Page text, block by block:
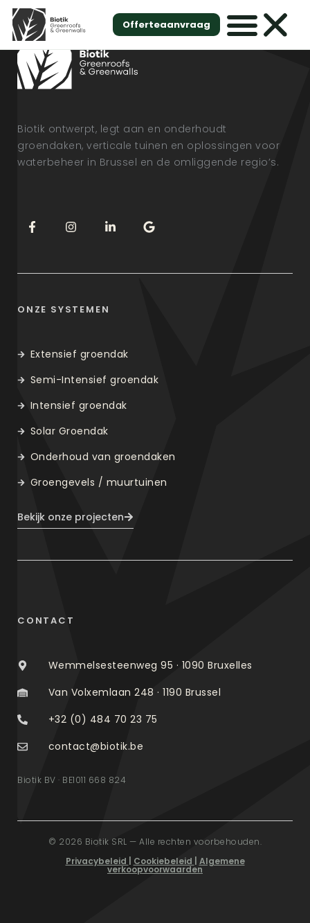
Offerteaanvraag
Biotik ontwerpt, legt aan en onderhoudt
groendaken, verticale tuinen en oplossingen voor
waterbeheer in Brussel en de omliggende regio’s.
ONZE SYSTEMEN
Extensief groendak
Semi-Intensief groendak
Intensief groendak
Solar Groendak
Onderhoud van groendaken
Groengevels / muurtuinen
Bekijk onze projecten
CONTACT
Wemmelsesteenweg 95 · 1090 Bruxelles
Van Volxemlaan 248 · 1190 Brussel
+32 (0) 484 70 23 75
contact@biotik.be
Biotik BV · BE1011 668 824
© 2026 Biotik SRL — Alle rechten voorbehouden.
Privacybeleid
Cookiebeleid Algemene
verkoopvoorwaarden